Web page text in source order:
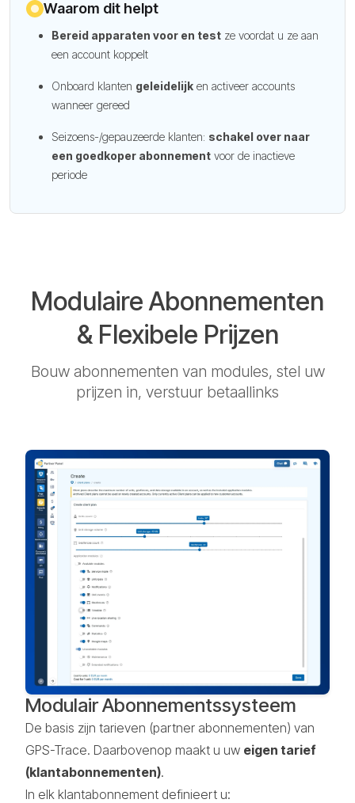
Waarom dit helpt
Bereid apparaten voor en test ze voordat u ze aan
een account koppelt
Onboard klanten geleidelijk en activeer accounts
wanneer gereed
Seizoens-/gepauzeerde klanten: schakel over naar
een goedkoper abonnement voor de inactieve
periode
Modulaire Abonnementen
& Flexibele Prijzen
Bouw abonnementen van modules, stel uw
prijzen in, verstuur betaallinks
Modulair Abonnementssysteem
De basis zijn tarieven (partner abonnementen) van
GPS-Trace. Daarbovenop maakt u uw eigen tarief
(klantabonnementen).
In elk klantabonnement definieert u: